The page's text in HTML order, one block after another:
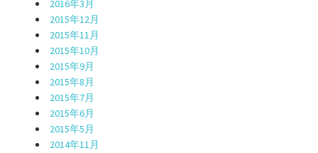
2016年3月
2015年12月
2015年11月
2015年10月
2015年9月
2015年8月
2015年7月
2015年6月
2015年5月
2014年11月